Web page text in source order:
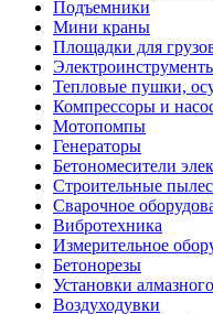
Подъемники
Мини краны
Площадки для
Тепловые пушки,
Компрессоры и
Мотопомпы
Генераторы
Бетономесители
Строительные
Сварочное
Вибротехника
Измерительное
Бетонорезы
Установки
Воздуходувки